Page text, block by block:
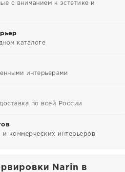
с вниманием к эстетике и
каталоге
интерьерами
по всей России
и коммерческих интерьеров
Narin в